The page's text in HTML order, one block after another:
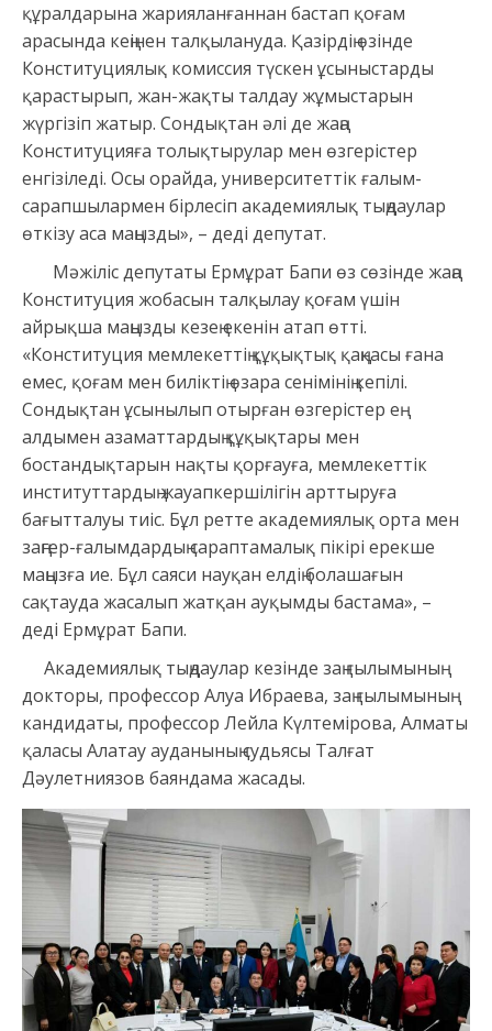
құралдарына жарияланғаннан бастап қоғам
арасында кеңінен талқылануда. Қазірдің өзінде
Конституциялық комиссия түскен ұсыныстарды
қарастырып, жан-жақты талдау жұмыстарын
жүргізіп жатыр. Сондықтан әлі де жаңа
Конституцияға толықтырулар мен өзгерістер
енгізіледі. Осы орайда, университеттік ғалым-
сарапшылармен бірлесіп академиялық тыңдаулар
өткізу аса маңызды», – деді депутат.
Мәжіліс депутаты Ермұрат Бапи өз сөзінде жаңа
Конституция жобасын талқылау қоғам үшін
айрықша маңызды кезең екенін атап өтті.
«Конституция мемлекеттің құқықтық қаңқасы ғана
емес, қоғам мен биліктің өзара сенімінің кепілі.
Сондықтан ұсынылып отырған өзгерістер ең
алдымен азаматтардың құқықтары мен
бостандықтарын нақты қорғауға, мемлекеттік
институттардың жауапкершілігін арттыруға
бағытталуы тиіс. Бұл ретте академиялық орта мен
заңгер-ғалымдардың сараптамалық пікірі ерекше
маңызға ие. Бұл саяси науқан елдің болашағын
сақтауда жасалып жатқан ауқымды бастама», –
деді Ермұрат Бапи.
Академиялық тыңдаулар кезінде заң ғылымының
докторы, профессор Алуа Ибраева, заң ғылымының
кандидаты, профессор Лейла Күлтемірова, Алматы
қаласы Алатау ауданының судьясы Талғат
Дәулетниязов баяндама жасады.